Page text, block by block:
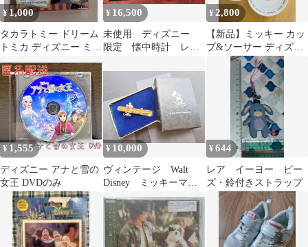
¥1,000
タカラトミー ドリーム
トミカ ディズニー ミッ
キー ハロウィン2025
¥ 16,500
未使用 ディズニー
限定 懐中時計 レ
ション
¥ 2,800
【新品】ミッキー カッ
プ&ソーサー ディズニ
ー Sango レトロ
¥ 1,555
ディズニー アナと雪の
女王 DVDのみ
¥ 10,000
ヴィンテージ Walt
Disney ミッキーマウ
ス ネクタイピン
¥644
レア イーヨー ビー
ズ・鈴付きストラップ